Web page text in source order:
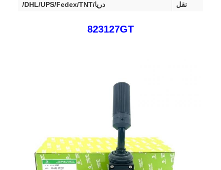
نقل
دریا/DHL/UPS/Fedex/TNT/
PLN، TRY، AUD، JPY
اروپا، ایالات متحده، کانادا، آمریکای جنوبی، آفریقا،
823127GT